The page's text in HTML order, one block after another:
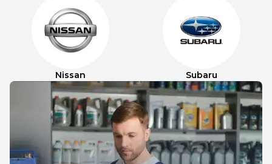
Nissan Subaru